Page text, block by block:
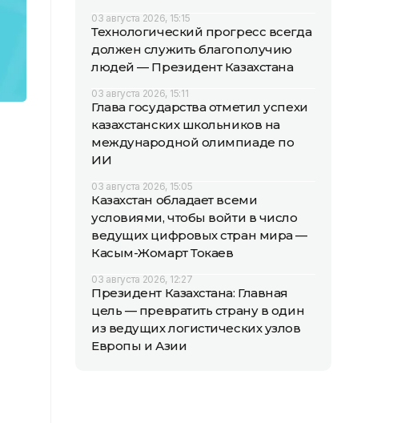
03 августа 2026, 15:15
Технологический прогресс всегда
должен служить благополучию
людей — Президент Казахстана
03 августа 2026, 15:11
Глава государства отметил успехи
казахстанских школьников на
международной олимпиаде по
ИИ
03 августа 2026, 15:05
Казахстан обладает всеми
условиями, чтобы войти в число
ведущих цифровых стран мира —
Касым-Жомарт Токаев
03 августа 2026, 12:27
Президент Казахстана: Главная
цель — превратить страну в один
из ведущих логистических узлов
Европы и Азии